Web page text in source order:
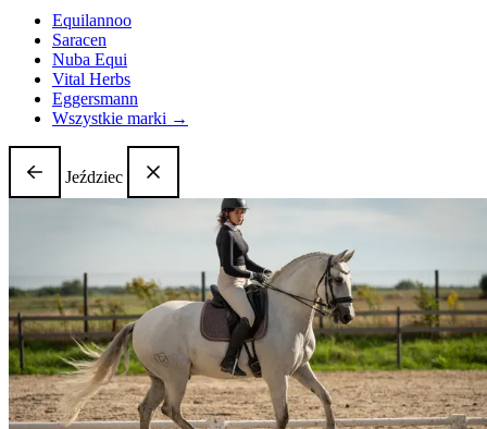
Equilannoo
Saracen
Nuba Equi
Vital Herbs
Eggersmann
Wszystkie marki →
Jeździec